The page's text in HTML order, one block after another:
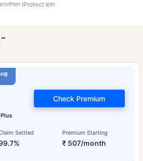
iProtect প্ল্যান
˜
Settled Premium Starting
₹ 507/month
Check Premium